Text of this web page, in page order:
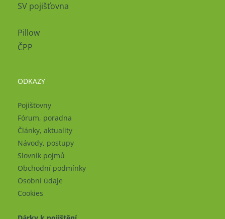
SV pojišťovna
Pillow
ČPP
ODKAZY
Pojišťovny
Fórum, poradna
Články, aktuality
Návody, postupy
Slovník pojmů
Obchodní podmínky
Osobní údaje
Cookies